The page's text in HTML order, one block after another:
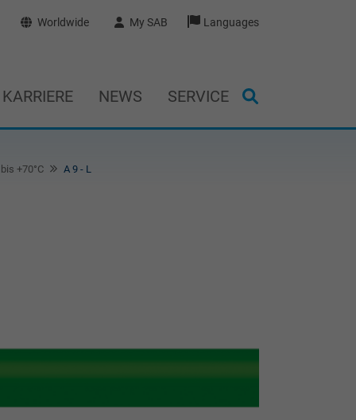
Worldwide My SAB Languages
KARRIERE NEWS SERVICE
+70°C A 9 - L